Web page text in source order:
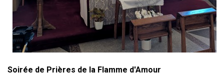
Soirée de Prières de la Flamme d'Amour